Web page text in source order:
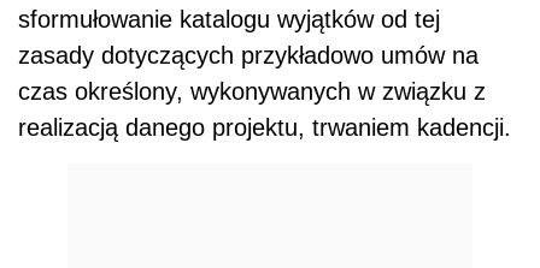
sformułowanie katalogu wyjątków od tej
zasady dotyczących przykładowo umów na
czas określony, wykonywanych w związku z
realizacją danego projektu, trwaniem kadencji.